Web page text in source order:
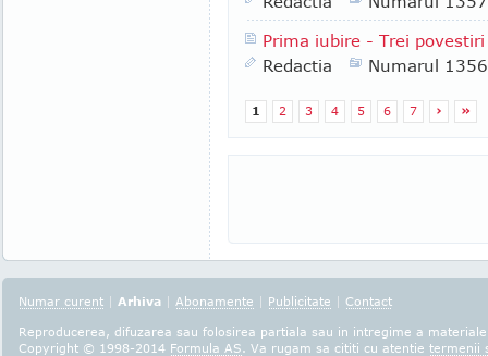
Prima iubire - Trei
Redactia
Numarul 1356
1 2 3 4 5 6 7 › »
Numar curent | Arhiva | Abonamente | Publicitate | Contact
Reproducerea, difuzarea sau folosirea partiala sau in intregime a
Copyright © 1998-2014 Formula AS. Va rugam sa cititi cu atentie termenii